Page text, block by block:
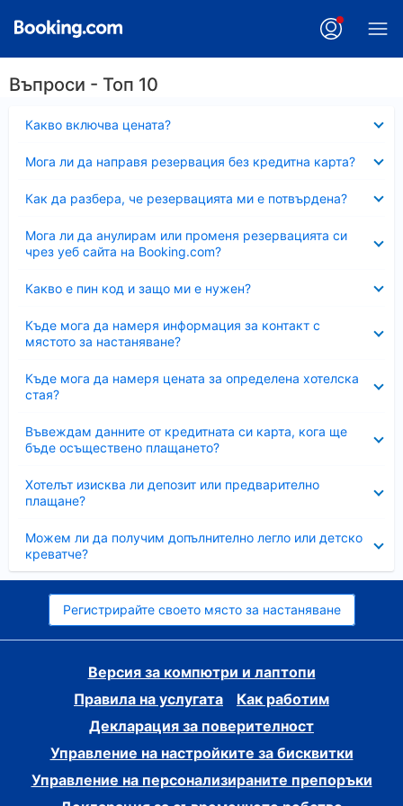
Въпроси - Топ 10
Какво включва цената?
Мога ли да направя резервация без кредитна карта?
Как да разбера, че резервацията ми е потвърдена?
Мога ли да анулирам или променя резервацията си
чрез уеб сайта на Booking.com?
Какво е пин код и защо ми е нужен?
Къде мога да намеря информация за контакт с
мястото за настаняване?
Къде мога да намеря цената за определена хотелска
стая?
Въвеждам данните от кредитната си карта, кога ще
бъде осъществено плащането?
Хотелът изисква ли депозит или предварително
плащане?
Можем ли да получим допълнително легло или детско
креватче?
Регистрирайте своето място за настаняване
Версия за компютри и лаптопи
Правила на услугата
Как работим
Декларация за поверителност
Управление на настройките за бисквитки
Управление на персонализираните препоръки